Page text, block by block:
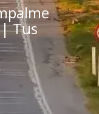
| Tus